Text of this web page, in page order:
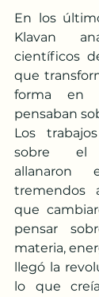
En los
Klavan
científicos
que
forma en
pensaban
Los
sobre el
tremendos
que
pensar
materia,
llegó la
lo que